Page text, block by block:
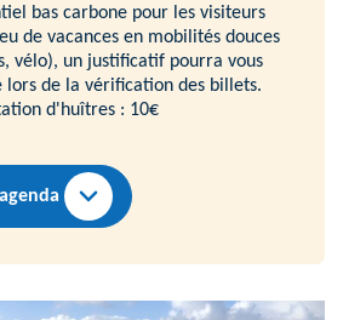
bas carbone pour les visiteurs
de vacances en mobilités douces
vélo), un justificatif pourra vous
lors de la vérification des billets.
d'huîtres : 10€